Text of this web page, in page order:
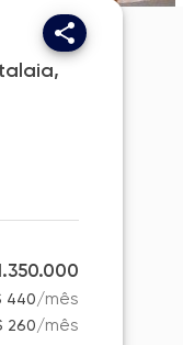
440/mês
260/mês